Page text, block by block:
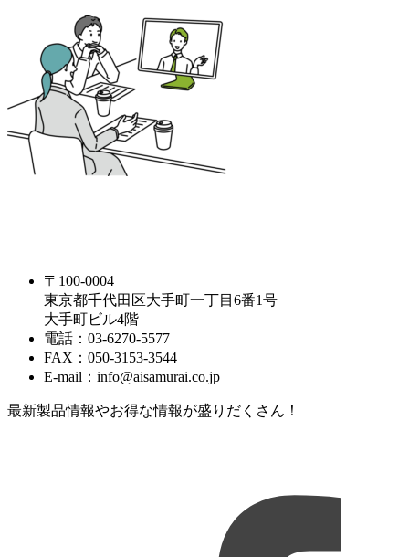
〒100-0004
東京都千代田区大手町一丁目6番1号
大手町ビル4階
電話：03-6270-5577
FAX：050-3153-3544
E-mail：info@aisamurai.co.jp
最新製品情報やお得な情報が盛りだくさん！